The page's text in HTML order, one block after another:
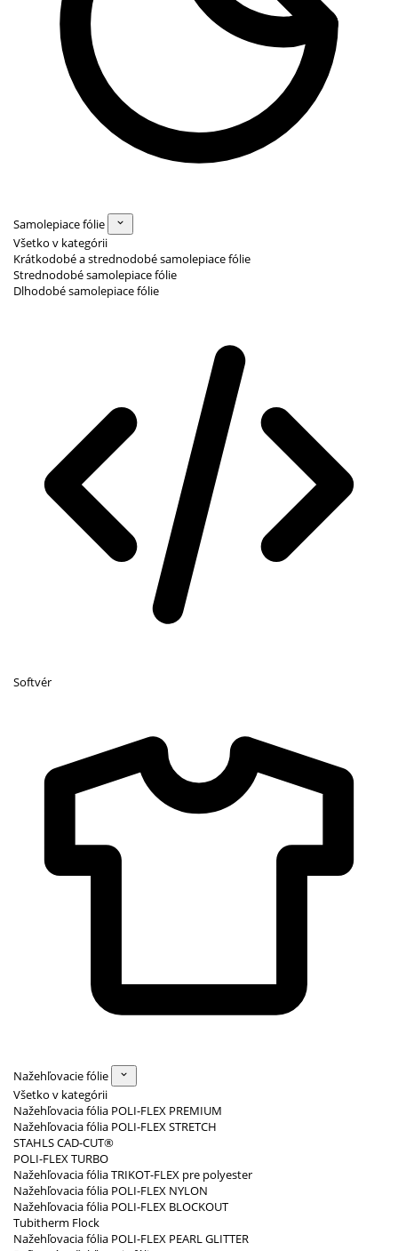
Samolepiace fólie
Všetko v kategórii
Krátkodobé a strednodobé samolepiace fólie
Strednodobé samolepiace fólie
Dlhodobé samolepiace fólie
Softvér
Nažehľovacie fólie
Všetko v kategórii
Nažehľovacia fólia POLI-FLEX PREMIUM
Nažehľovacia fólia POLI-FLEX STRETCH
STAHLS CAD-CUT®
POLI-FLEX TURBO
Nažehľovacia fólia TRIKOT-FLEX pre polyester
Nažehľovacia fólia POLI-FLEX NYLON
Nažehľovacia fólia POLI-FLEX BLOCKOUT
Tubitherm Flock
Nažehľovacia fólia POLI-FLEX PEARL GLITTER